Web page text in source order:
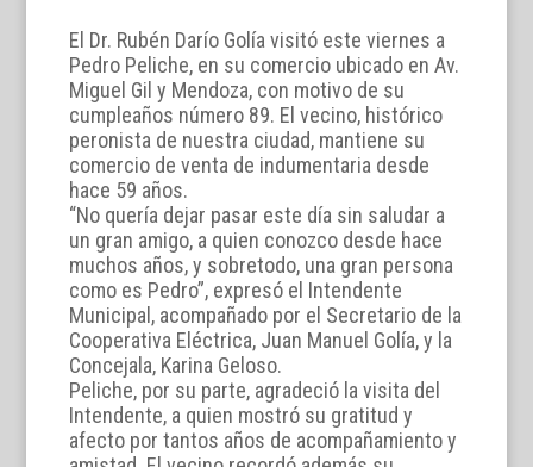
El Dr. Rubén Darío Golía visitó este viernes a
Pedro Peliche, en su comercio ubicado en Av.
Miguel Gil y Mendoza, con motivo de su
cumpleaños número 89. El vecino, histórico
peronista de nuestra ciudad, mantiene su
comercio de venta de indumentaria desde
hace 59 años.
“No quería dejar pasar este día sin saludar a
un gran amigo, a quien conozco desde hace
muchos años, y sobretodo, una gran persona
como es Pedro”, expresó el Intendente
Municipal, acompañado por el Secretario de la
Cooperativa Eléctrica, Juan Manuel Golía, y la
Concejala, Karina Geloso.
Peliche, por su parte, agradeció la visita del
Intendente, a quien mostró su gratitud y
afecto por tantos años de acompañamiento y